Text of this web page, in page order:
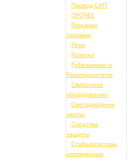
Провод СИП
ПРОЧЕЕ
Разъёмы
силовые
Реле
Розетки
Рубильники и
Разъединители
Сварочное
оборудование
Светодиодные
ленты
Средства
защиты
Стабилизаторы
напряжения